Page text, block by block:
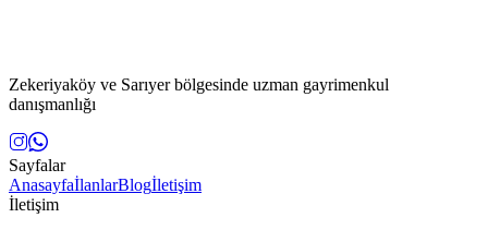
Zekeriyaköy ve Sarıyer bölgesinde uzman gayrimenkul
danışmanlığı
Sayfalar
AnasayfaİlanlarBlogİletişim
İletişim